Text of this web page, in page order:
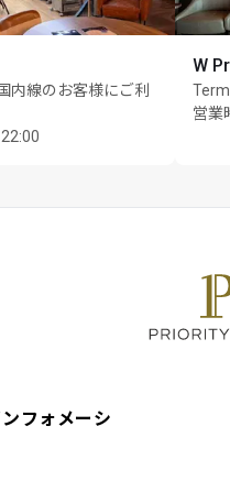
cannot be exchanged for
the balance if total final
may exceed their
alternative to a lounge
trip may result in
内線のお客様にご利
W
営業
フォメーシ